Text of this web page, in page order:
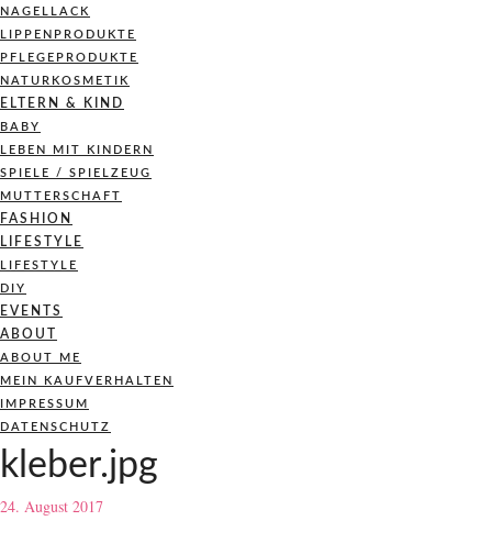
NAGELLACK
LIPPENPRODUKTE
PFLEGEPRODUKTE
NATURKOSMETIK
ELTERN & KIND
BABY
LEBEN MIT KINDERN
SPIELE / SPIELZEUG
MUTTERSCHAFT
FASHION
LIFESTYLE
LIFESTYLE
DIY
EVENTS
ABOUT
ABOUT ME
MEIN KAUFVERHALTEN
IMPRESSUM
DATENSCHUTZ
kleber.jpg
24. August 2017